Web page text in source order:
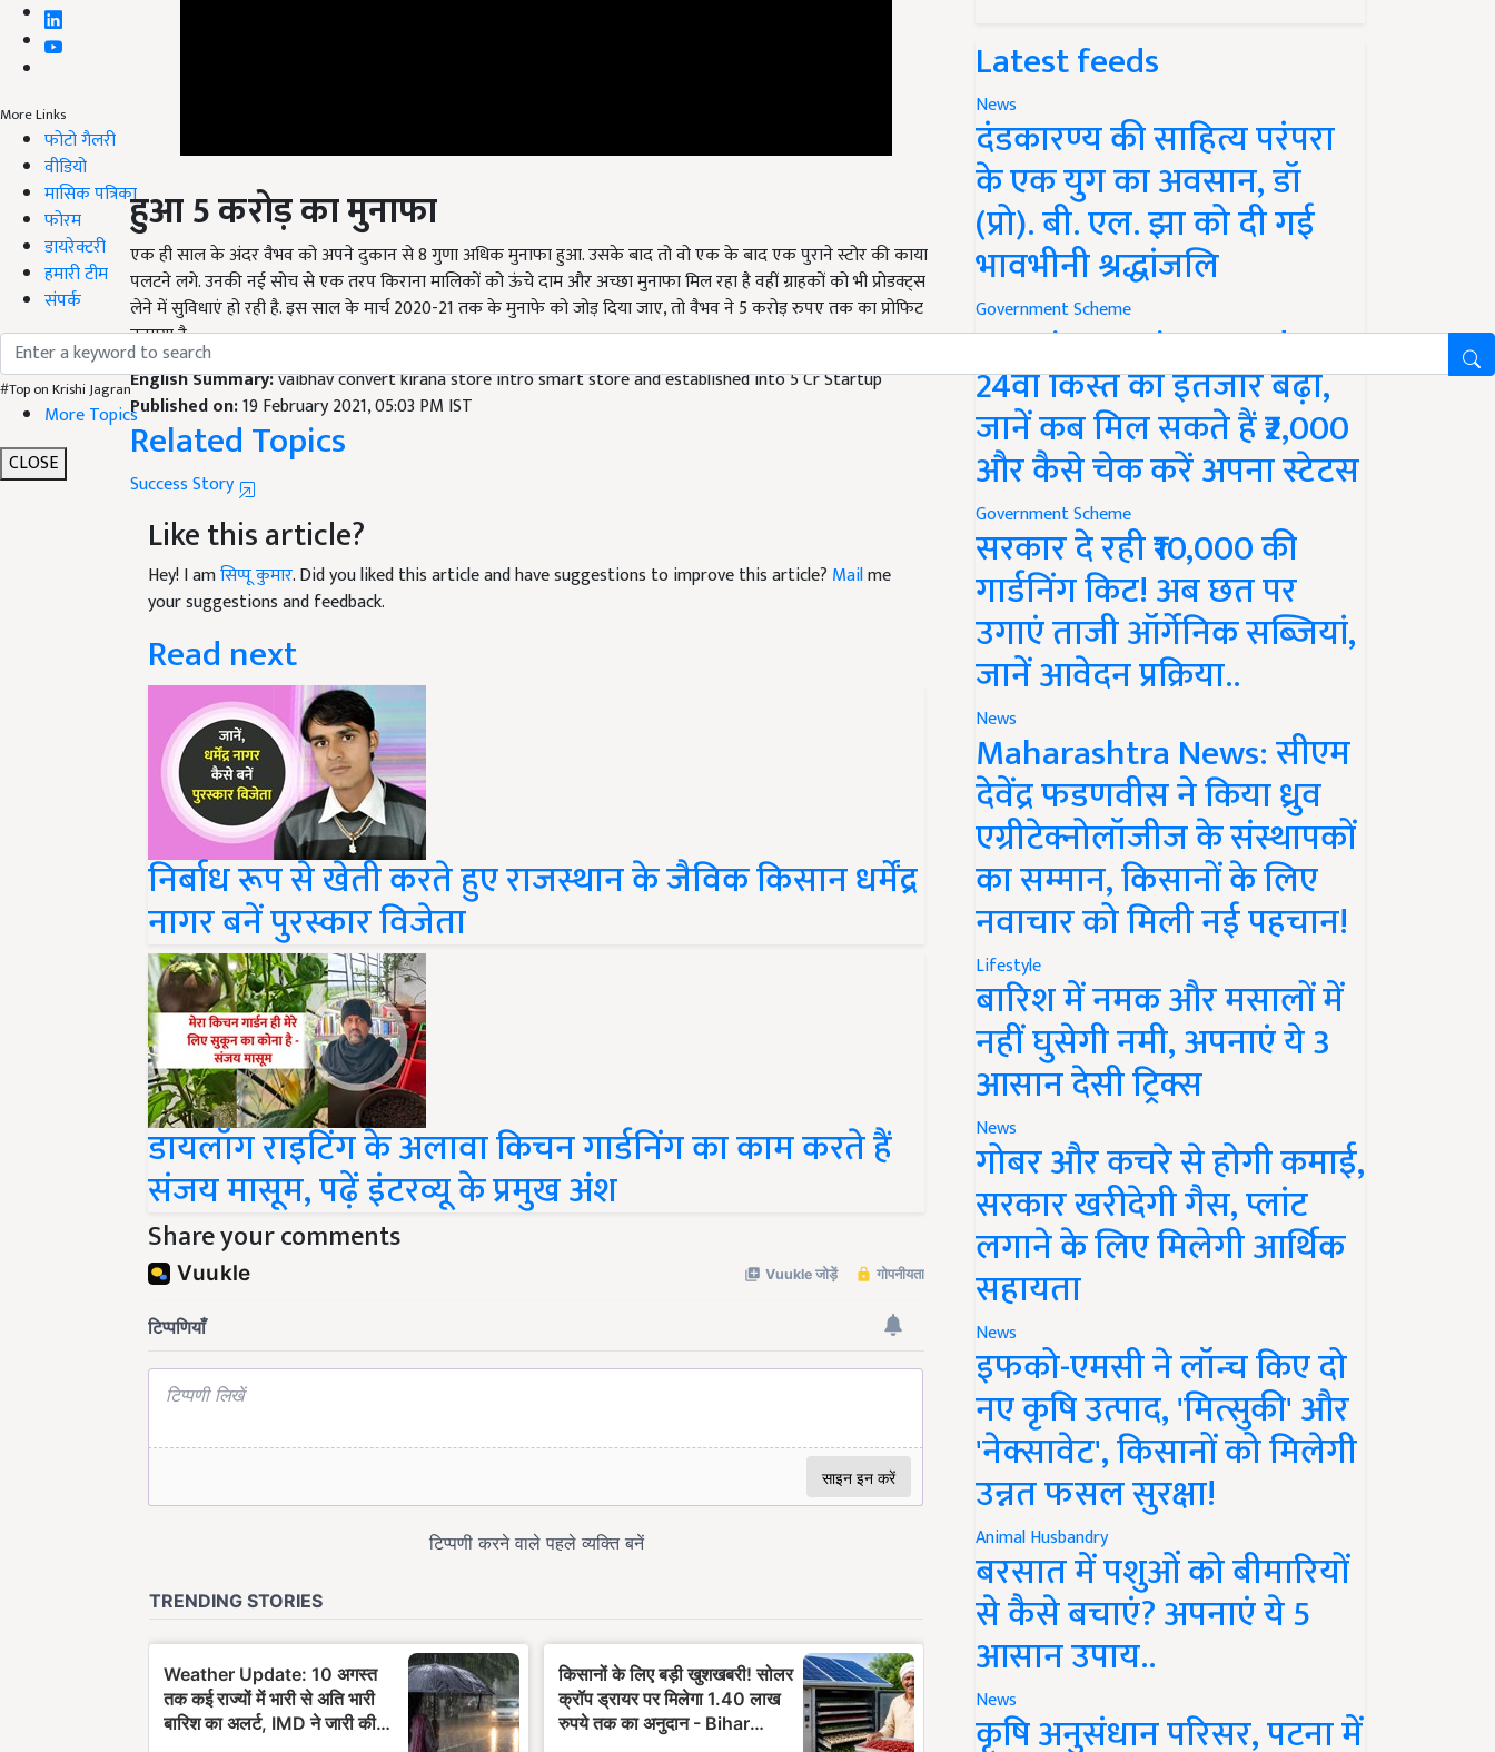
More Links
फोटो गैलरी
वीडियो
मासिक पत्रिका
फोरम
डायरेक्टरी
हमारी टीम
संपर्क
#Top on Krishi Jagran
More Topics
CLOSE
हुआ 5 करोड़ का मुनाफा
एक ही साल के अंदर वैभव को अपने दुकान से 8 गुणा अधिक मुनाफा हुआ. उसके बाद तो वो एक के बाद एक पुराने स्टोर की काया
पलटने लगे. उनकी नई सोच से एक तरप किराना मालिकों को ऊंचे दाम और अच्छा मुनाफा मिल रहा है वहीं ग्राहकों को भी प्रोडक्ट्स
लेने में सुविधाएं हो रही है. इस साल के मार्च 2020-21 तक के मुनाफे को जोड़ दिया जाए, तो वैभव ने 5 करोड़ रुपए तक का प्रोफिट
कमाया है.
English Summary:
Published on:19 February 2021, 05:03 PM IST
Related Topics
Success Story
Like this article?
Hey! I amसिप्पू कुमार . Did you liked this article and have suggestions to improve this article?
your suggestions and feedback.
Read next
निर्बाध रूप से खेती करते हुए राजस्थान के जैविक किसान धर्मेंद्र
नागर बनें पुरस्कार विजेता
डायलॉग राइटिंग के अलावा किचन गार्डनिंग का काम करते हैं
संजय मासूम, पढ़ें इंटरव्यू के प्रमुख अंश
Share your comments
Latest feeds
News
दंडकारण्य की साहित्य परंपरा
के एक युग का अवसान, डॉ
(प्रो). बी. एल. झा को दी गई
भावभीनी श्रद्धांजलि
Government Scheme
PM Kisan Yojana Update:
24वीं किस्त का इंतजार बढ़ा,
जानें कब मिल सकते हैं ₹2,000
और कैसे चेक करें अपना स्टेटस
Government Scheme
सरकार दे रही ₹10,000 की
गार्डनिंग किट! अब छत पर
उगाएं ताजी ऑर्गेनिक सब्जियां,
जानें आवेदन प्रक्रिया..
News
Maharashtra News: सीएम
देवेंद्र फडणवीस ने किया ध्रुव
एग्रीटेक्नोलॉजीज के संस्थापकों
का सम्मान, किसानों के लिए
नवाचार को मिली नई पहचान!
Lifestyle
बारिश में नमक और मसालों में
नहीं घुसेगी नमी, अपनाएं ये 3
आसान देसी ट्रिक्स
News
गोबर और कचरे से होगी कमाई,
सरकार खरीदेगी गैस, प्लांट
लगाने के लिए मिलेगी आर्थिक
सहायता
News
इफको-एमसी ने लॉन्च किए दो
नए कृषि उत्पाद, 'मित्सुकी' और
'नेक्सावेट', किसानों को मिलेगी
उन्नत फसल सुरक्षा!
Animal Husbandry
बरसात में पशुओं को बीमारियों
से कैसे बचाएं? अपनाएं ये 5
आसान उपाय..
News
कृषि अनुसंधान परिसर, पटना में